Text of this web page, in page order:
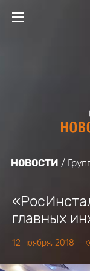
НОВОСТИ
главных
12 ноября, 2018